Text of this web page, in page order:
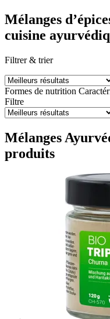
Mélanges
cuisine
Filtrer & trier
Formes de nutrition
Filtre
Mélanges
produits